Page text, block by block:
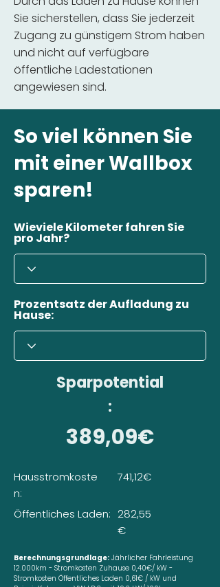
Sie sicherstellen, dass Sie jederzeit
Zugang zu günstigem Strom haben
und nicht auf verfügbare
öffentliche Ladestationen
angewiesen sind.
So viel können Sie
mit einer Wallbox
sparen!
Wieviele Kilometer fahren Sie
pro Jahr?
Prozentsatz der Aufladung zu
Hause:
Sparpotential
:
389,09€
Hausstromkoste
n:
Öffentliches Laden:
741,12€
282,55
€
Berechnungsgrundlage: Jährlicher Fahrleistung
12.000km - Stromkosten Zuhause 0,40€/ kW -
Stromkosten Öffentliches Laden 0,61€ / kW und